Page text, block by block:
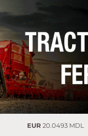
20.0493 MDL 0 USD